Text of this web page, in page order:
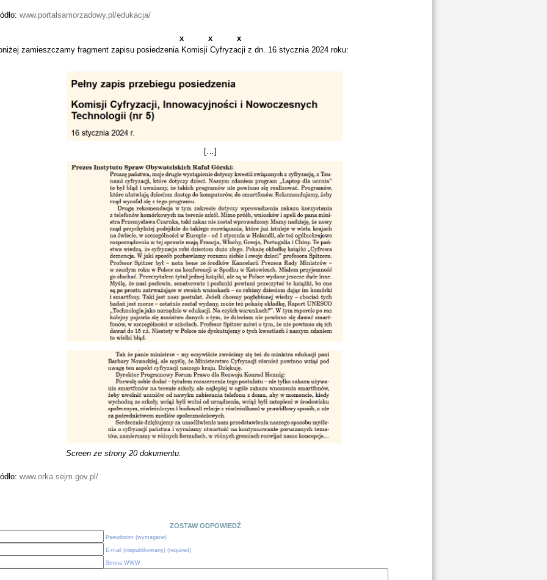
www.portalsamorzadowy.pl/edukacja/
x x x
zamieszczamy fragment zapisu posiedzenia Komisji Cyfryzacji z dn. 16 stycznia 2024 roku:
[…]
Screen ze strony 20 dokumentu.
www.orka.sejm.gov.pl/
ZOSTAW ODPOWIEDŹ
Pseudonim (wymagane)
E-mail (niepublikowany) (required)
Strona WWW